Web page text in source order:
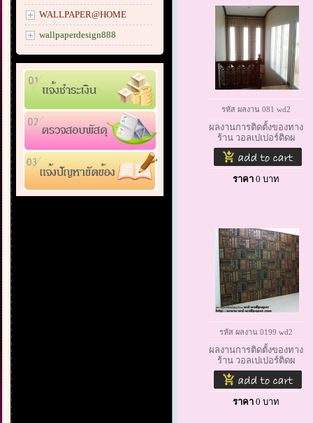
WALLPAPER@HOME
wallpaperdesign888
รหัส ผลงาน 081 wd2
ผลงานการติดตั้งของทาง
ร้าน วอลเปเปอร์ติดผ
ราคา 0 บาท
รหัส ผลงาน 0199 wd2
ผลงานการติดตั้งของทาง
ร้าน วอลเปเปอร์ติดผ
ราคา 0 บาท